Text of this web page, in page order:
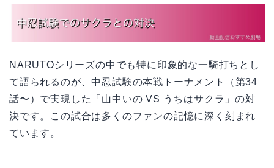
NARUTOシリーズの中でも特に印象的な一騎打ちとし
て語られるのが、中忍試験の本戦トーナメント（第34
話〜）で実現した「山中いの VS うちはサクラ」の対
決です。この試合は多くのファンの記憶に深く刻まれ
ています。